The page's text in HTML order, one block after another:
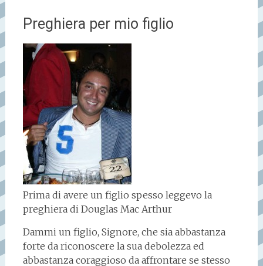
Preghiera per mio figlio
Prima di avere un figlio spesso leggevo la
preghiera di Douglas Mac Arthur
Dammi un figlio, Signore, che sia abbastanza
forte da riconoscere la sua debolezza ed
abbastanza coraggioso da affrontare se stesso